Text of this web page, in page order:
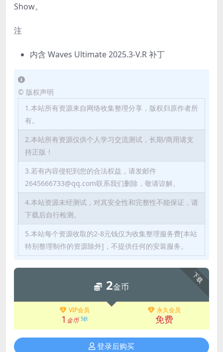
Show。
注
内含 Waves Ultimate 2025.3-V.R 补丁
© 版权声明
1.本站所有资源来自网络收集整理分享，版权归原作者所
有。
2.本站所有资源仅供个人学习交流测试，长期/商用请支
持正版！
3.若有内容侵犯到您的合法权益，请发邮件
2645666733@qq.com联系我们删除，敬请谅解。
4.本站资源未经测试，对其安全性和完整性不能保证，请
下载后自行检测。
5.本站每个资源收取的2-8元钱仅为收集整理服务费[本站
特别整理制作的资源除外]，不提供任何的安装服务。
下载
2金币
VIP会员
1 金币 5折
永久会员
免费
登录后购买